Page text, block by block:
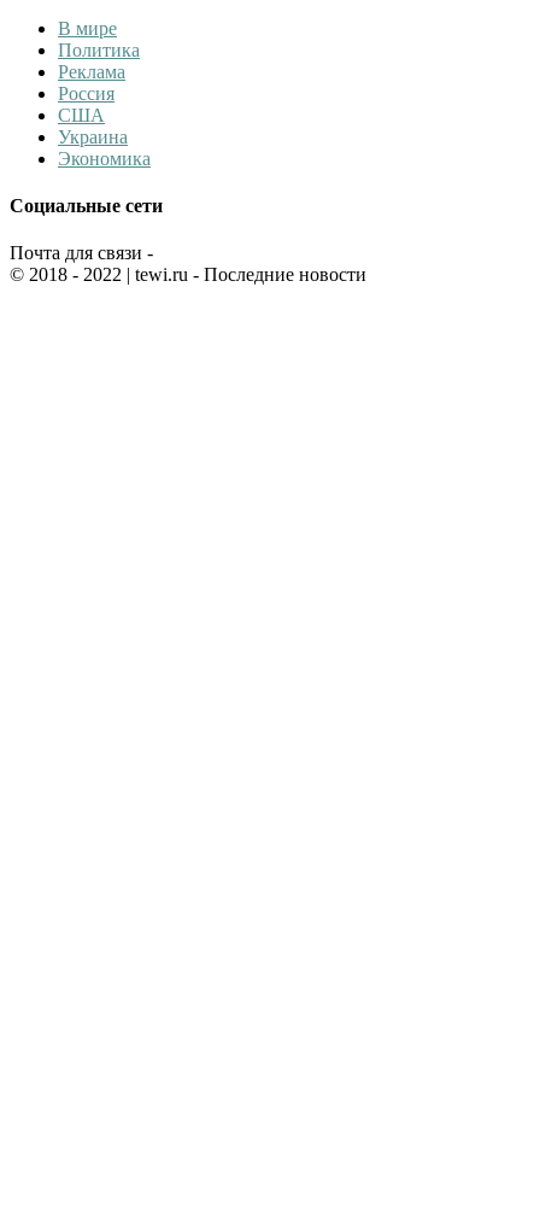
В мире
Политика
Реклама
Россия
США
Украина
Экономика
Социальные сети
Почта для связи -
© 2018 - 2022 | tewi.ru - Последние новости